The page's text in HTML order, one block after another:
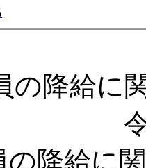
の降給に
の降給に